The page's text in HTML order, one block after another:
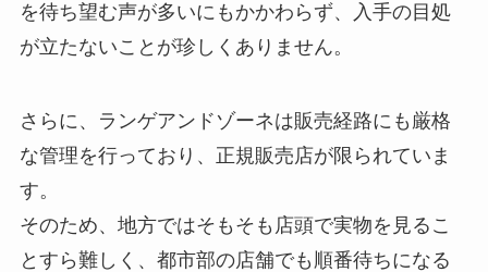
を待ち望む声が多いにもかかわらず、入手の目処
が立たないことが珍しくありません。
さらに、ランゲアンドゾーネは販売経路にも厳格
な管理を行っており、正規販売店が限られていま
す。
そのため、地方ではそもそも店頭で実物を見るこ
とすら難しく、都市部の店舗でも順番待ちになる